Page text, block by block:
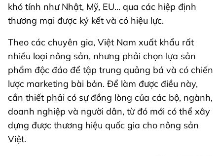
khó tính như Nhật, Mỹ, EU... qua các hiệp định
thương mại được ký kết và có hiệu lực.
Theo các chuyên gia, Việt Nam xuất khẩu rất
nhiều loại nông sản, nhưng phải chọn lựa sản
phẩm độc đáo để tập trung quảng bá và có chiến
lược marketing bài bản. Để làm được điều này,
cần thiết phải có sự đồng lòng của các bộ, ngành,
doanh nghiệp và người dân, từ đó mới có thể xây
dựng được thương hiệu quốc gia cho nông sản
Việt.